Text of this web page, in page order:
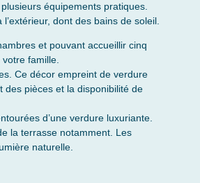
équipements pratiques.
dont des bains de soleil.
et pouvant accueillir cinq
famille.
Ce décor empreint de verdure
des pièces et la disponibilité de
d’une verdure luxuriante.
la terrasse notamment. Les
naturelle.